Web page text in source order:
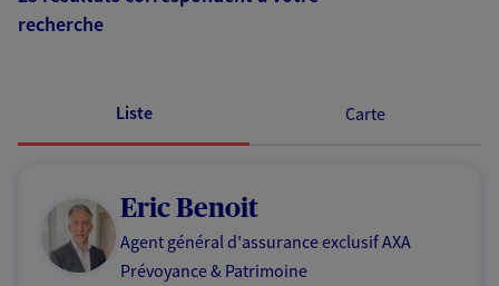
recherche
Liste Carte
Eric Benoit
Agent général d'assurance exclusif AXA
Prévoyance & Patrimoine